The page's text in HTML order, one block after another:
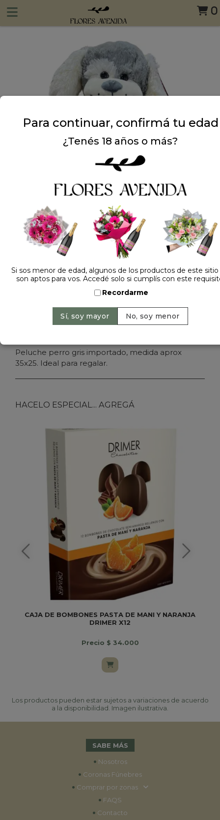
0
Dejá tu opinión
PELUCHE PERRO GRIS 3817
Peluche perro gris importado, medida aprox
35x25. Ideal para regalar.
HACELO ESPECIAL... AGREGÁ
CAJA DE BOMBONES PASTA DE MANI Y NARANJA
DRIMER X12
Precio $ 34.000
Los productos pueden estar sujetos a variaciones de acuerdo
a la disponibilidad. Imagen ilustrativa.
SABE MÁS
• Nosotros
• Coronas Fúnebres
• Comprar por zonas
• FAQS
• Contacto
Para continuar, confirmá tu edad
¿Tenés 18 años o más?
Si sos menor de edad, algunos de los productos de este
son aptos para vos. Accedé solo si cumplís con este
Recordarme